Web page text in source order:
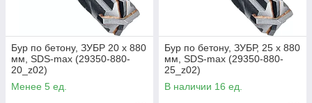
Бур по бетону, ЗУБР 20 х 880
мм, SDS-max (29350-880-
20_z02)
Менее 5 ед.
Бур по бетону, ЗУБР, 25 х 880
мм, SDS-max (29350-880-
25_z02)
В наличии 16 ед.